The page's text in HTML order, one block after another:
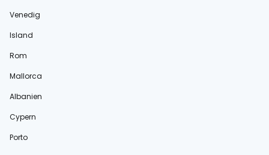
Venedig
Island
Rom
Mallorca
Albanien
Cypern
Porto